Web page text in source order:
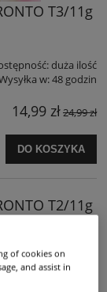
T3/11g
duża ilość
w:48 godzin
14,99 zł24,99 zł
DO KOSZYKA
T2/11g
duża ilość
w:48 godzin
of cookies on
and assist in